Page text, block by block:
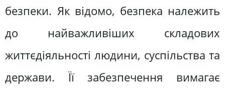
безпеки. Як відомо, без­пека належить
до найважливіших складових
життєдіяльності людини, суспільства та
дер­жави. Її забезпечення вимагає